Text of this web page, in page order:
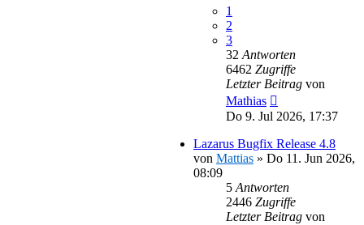
1
2
3
32 Antworten
6462 Zugriffe
Letzter Beitrag von
Mathias
Do 9. Jul 2026, 17:37
Lazarus Bugfix Release 4.8
von Mattias » Do 11. Jun 2026,
08:09
5 Antworten
2446 Zugriffe
Letzter Beitrag von